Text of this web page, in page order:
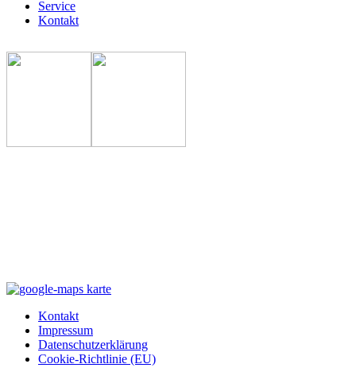
Service
Kontakt
Kontakt
Impressum
Datenschutzerklärung
Cookie-Richtlinie (EU)